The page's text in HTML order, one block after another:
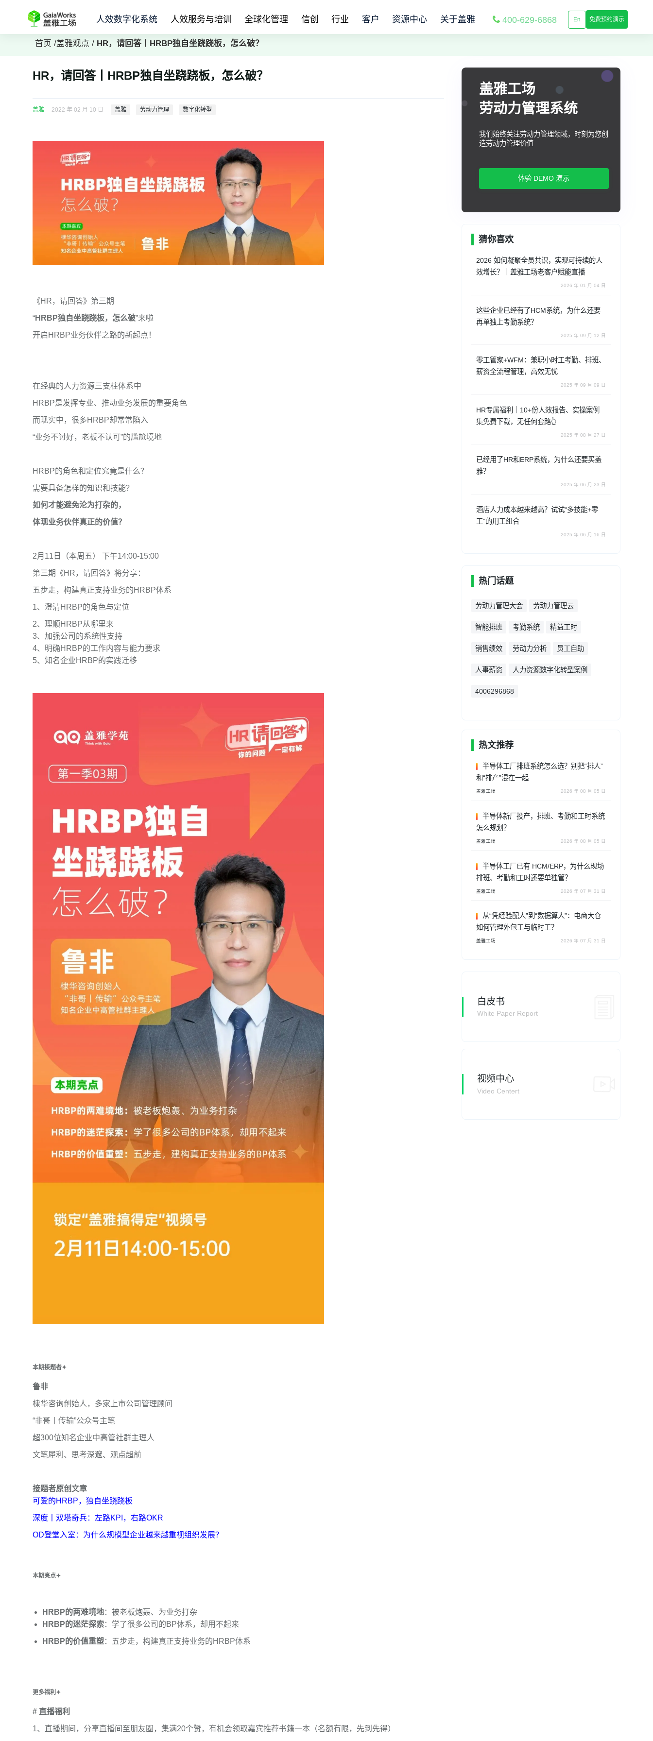
人效数字化系统 人效服务与培训 全球化管理 信创 行业 客户 资源中心 关于盖雅 400-629-6868 En 免费预约演示
首页 /盖雅观点 / HR，请回答丨HRBP独自坐跷跷板，怎么破？
HR，请回答丨HRBP独自坐跷跷板，怎么破？
盖雅 2022 年 02 月 10 日 盖雅 劳动力管理 数字化转型
《HR，请回答》第三期
“HRBP独自坐跷跷板，怎么破”来啦
开启HRBP业务伙伴之路的新起点！
在经典的人力资源三支柱体系中
HRBP是发挥专业、推动业务发展的重要角色
而现实中，很多HRBP却常常陷入
“业务不讨好，老板不认可”的尴尬境地
HRBP的角色和定位究竟是什么？
需要具备怎样的知识和技能？
如何才能避免沦为打杂的，
体现业务伙伴真正的价值？
2月11日（本周五） 下午14:00-15:00
第三期《HR，请回答》将分享：
五步走，构建真正支持业务的HRBP体系
1、澄清HRBP的角色与定位
2、理顺HRBP从哪里来
3、加强公司的系统性支持
4、明确HRBP的工作内容与能力要求
5、知名企业HRBP的实践迁移
本期接题者✦
鲁非
棣华咨询创始人，多家上市公司管理顾问
“非哥丨传输”公众号主笔
超300位知名企业中高管社群主理人
文笔犀利、思考深邃、观点超前
接题者原创文章
可爱的HRBP，独自坐跷跷板
深度丨双塔奇兵：左路KPI，右路OKR
OD登堂入室：为什么规模型企业越来越重视组织发展？
本期亮点✦
HRBP的两难境地：被老板炮轰、为业务打杂
HRBP的迷茫探索：学了很多公司的BP体系，却用不起来
HRBP的价值重塑：五步走，构建真正支持业务的HRBP体系
更多福利 ✦
# 直播福利
1、直播期间，分享直播间至朋友圈，集满20个赞，有机会领取嘉宾推荐书籍一本（名额有限，先到先得）
盖雅工场
劳动力管理系统
我们始终关注劳动力管理领域，时刻为您创
造劳动力管理价值
体验 DEMO 演示
猜你喜欢
2026 如何凝聚全员共识，实现可持续的人
效增长？｜盖雅工场老客户赋能直播
2026 年 01 月 04 日
这些企业已经有了HCM系统，为什么还要
再单独上考勤系统？
2025 年 09 月 12 日
零工管家+WFM：兼职小时工考勤、排班、
薪资全流程管理，高效无忧
2025 年 09 月 09 日
HR专属福利｜10+份人效报告、实操案例
集免费下载，无任何套路👆
2025 年 08 月 27 日
已经用了HR和ERP系统，为什么还要买盖
雅？
2025 年 06 月 23 日
酒店人力成本越来越高？试试“多技能+零
工”的用工组合
2025 年 06 月 16 日
热门话题
劳动力管理大会 劳动力管理云
智能排班 考勤系统 精益工时
销售绩效 劳动力分析 员工自助
人事薪资 人力资源数字化转型案例
4006296868
热文推荐
半导体工厂排班系统怎么选？别把“排人”
和“排产”混在一起
盖雅工场 2026 年 08 月 05 日
半导体新厂投产，排班、考勤和工时系统
怎么规划？
盖雅工场 2026 年 08 月 05 日
半导体工厂已有 HCM/ERP，为什么现场
排班、考勤和工时还要单独管？
盖雅工场 2026 年 07 月 31 日
从“凭经验配人”到“数据算人”：电商大仓
如何管理外包工与临时工？
盖雅工场 2026 年 07 月 31 日
白皮书
White Paper Report
视频中心
Video Centert